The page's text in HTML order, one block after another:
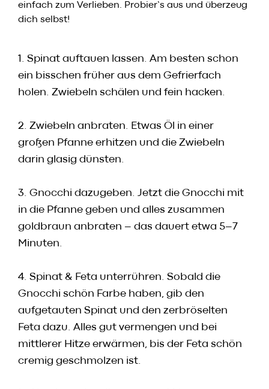
einfach zum Verlieben. Probier’s aus und überzeug
dich selbst!
1. Spinat auftauen lassen. Am besten schon
ein bisschen früher aus dem Gefrierfach
holen. Zwiebeln schälen und fein hacken.
2. Zwiebeln anbraten. Etwas Öl in einer
großen Pfanne erhitzen und die Zwiebeln
darin glasig dünsten.
3. Gnocchi dazugeben. Jetzt die Gnocchi mit
in die Pfanne geben und alles zusammen
goldbraun anbraten – das dauert etwa 5–7
Minuten.
4. Spinat & Feta unterrühren. Sobald die
Gnocchi schön Farbe haben, gib den
aufgetauten Spinat und den zerbröselten
Feta dazu. Alles gut vermengen und bei
mittlerer Hitze erwärmen, bis der Feta schön
cremig geschmolzen ist.